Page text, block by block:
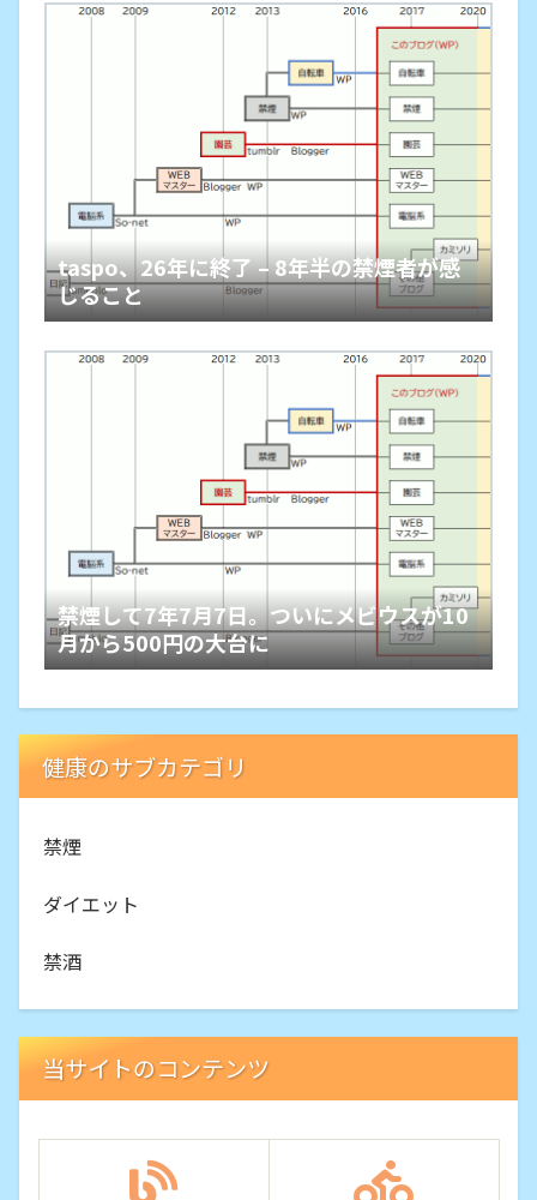
taspo、26年に終了 – 8年半の禁煙者が感
じること
禁煙して7年7月7日。ついにメビウスが10
月から500円の大台に
健康のサブカテゴリ
禁煙
ダイエット
禁酒
当サイトのコンテンツ